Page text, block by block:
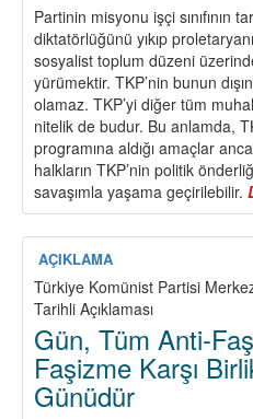
Partinin misyonu işçi sınıfının
diktatörlüğünü yıkıp
sosyalist toplum düzeni
yürümektir. TKP’nin bunun
olamaz. TKP’yi diğer tüm
nitelik de budur. Bu anlamda,
programına aldığı amaçlar
halkların TKP’nin politik
savaşımla yaşama geçirilebilir.
AÇIKLAMA
Türkiye Komünist Partisi
Tarihli Açıklaması
Gün, Tüm Anti-
Faşizme Karşı
Günüdür